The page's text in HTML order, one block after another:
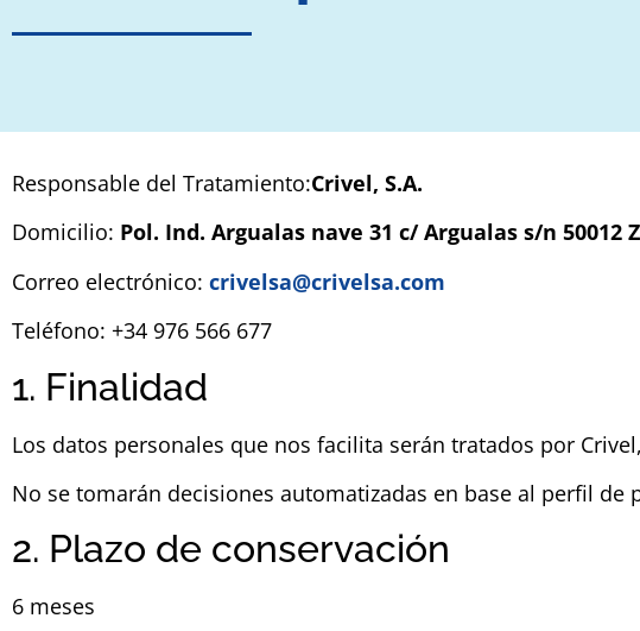
Responsable del Tratamiento:Crivel, S.A.
Domicilio: Pol. Ind. Argualas nave 31 c/ Argualas s/n 50012
Correo electrónico: crivelsa@crivelsa.com
Teléfono: +34 976 566 677
1. Finalidad
Los datos personales que nos facilita serán tratados por
No se tomarán decisiones automatizadas en base al perfil de
2. Plazo de conservación
6 meses